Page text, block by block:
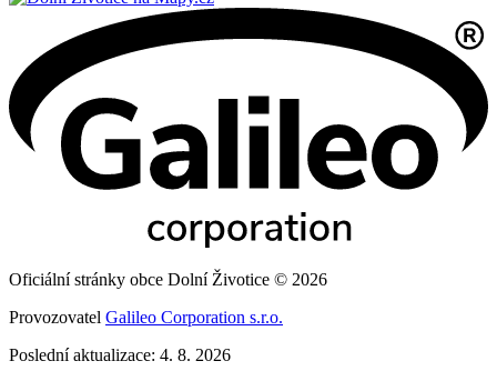
Oficiální stránky obce Dolní Životice © 2026
Provozovatel Galileo Corporation s.r.o.
Poslední aktualizace: 4. 8. 2026